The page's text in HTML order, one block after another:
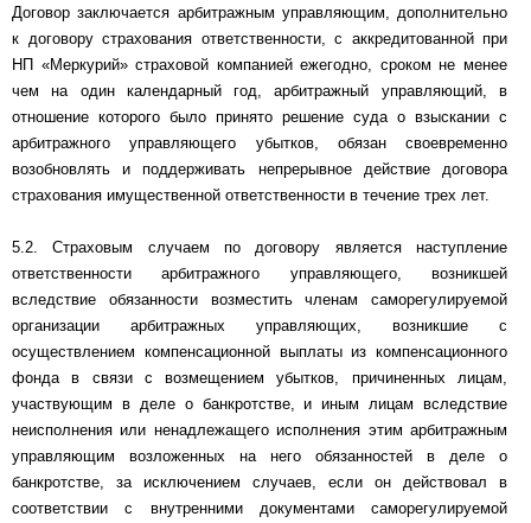
Договор заключается арбитражным управляющим, дополнительно
к договору страхования ответственности, с аккредитованной при
НП «Меркурий» страховой компанией ежегодно, сроком не менее
чем на один календарный год, арбитражный управляющий, в
отношение которого было принято решение суда о взыскании с
арбитражного управляющего убытков, обязан своевременно
возобновлять и поддерживать непрерывное действие договора
страхования имущественной ответственности в течение трех лет.
5.2. Страховым случаем по договору является наступление
ответственности арбитражного управляющего, возникшей
вследствие обязанности возместить членам саморегулируемой
организации арбитражных управляющих, возникшие с
осуществлением компенсационной выплаты из компенсационного
фонда в связи с возмещением убытков, причиненных лицам,
участвующим в деле о банкротстве, и иным лицам вследствие
неисполнения или ненадлежащего исполнения этим арбитражным
управляющим возложенных на него обязанностей в деле о
банкротстве, за исключением случаев, если он действовал в
соответствии с внутренними документами саморегулируемой